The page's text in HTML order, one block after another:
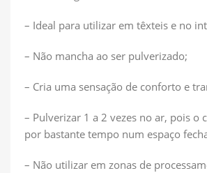
– Ideal para utilizar em têxteis e no
– Não mancha ao ser pulverizado;
– Cria uma sensação de conforto e
– Pulverizar 1 a 2 vezes no ar, pois o
por bastante tempo num espaço
– Não utilizar em zonas de